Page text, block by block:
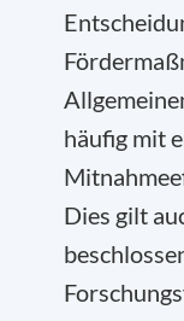
häufig mit
Dies gilt